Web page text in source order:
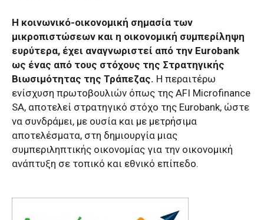
H κοινωνικό-οικονομική σημασία των
μικροπιστώσεων και η οικονομική συμπερίληψη
ευρύτερα, έχει αναγνωριστεί από την Eurobank
ως ένας από τους στόχους της Στρατηγικής
Βιωσιμότητας της Τράπεζας. Η περαιτέρω
ενίσχυση πρωτοβουλιών όπως της AFI Microfinance
SA, αποτελεί στρατηγικό στόχο της Eurobank, ώστε
να συνδράμει, με ουσία και με μετρήσιμα
αποτελέσματα, στη δημιουργία μιας
συμπεριληπτικής οικονομίας για την οικονομική
ανάπτυξη σε τοπικό και εθνικό επίπεδο.